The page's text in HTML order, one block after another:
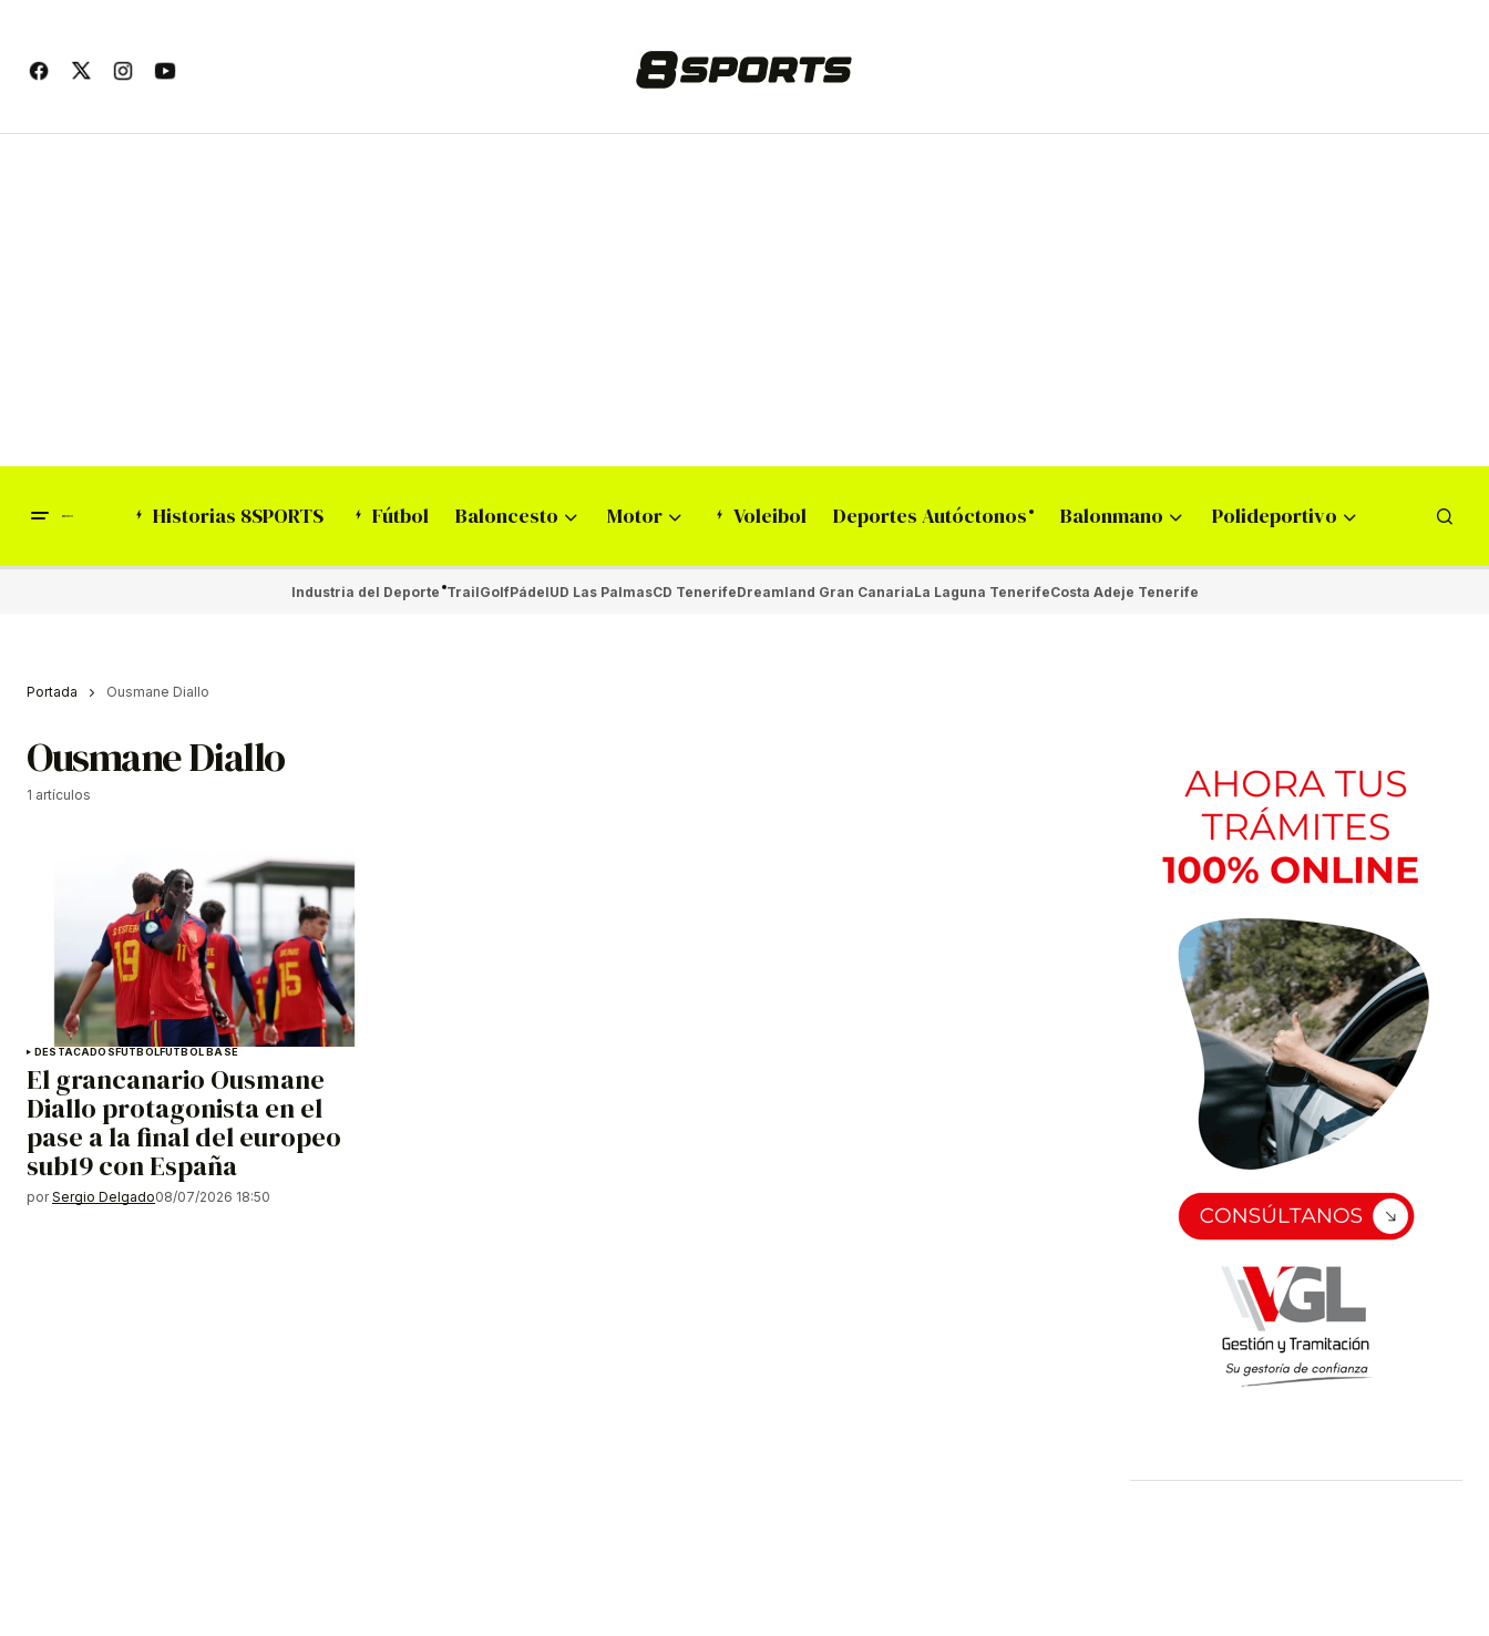
Historias 8SPORTS Fútbol Baloncesto Motor Voleibol Deportes Autóctonos Balonmano Polideportivo
Industria del Deporte TrailGolfPádelUD Las PalmasCD TenerifeDreamland Gran CanariaLa Laguna TenerifeCosta Adeje Tenerife
Portada Ousmane Diallo
Ousmane Diallo
1 artículos
DESTACADOSFÚTBOLFÚTBOL BASE
El grancanario Ousmane
Diallo protagonista en el
pase a la final del europeo
sub19 con España
por Sergio Delgado08/07/2026 18:50